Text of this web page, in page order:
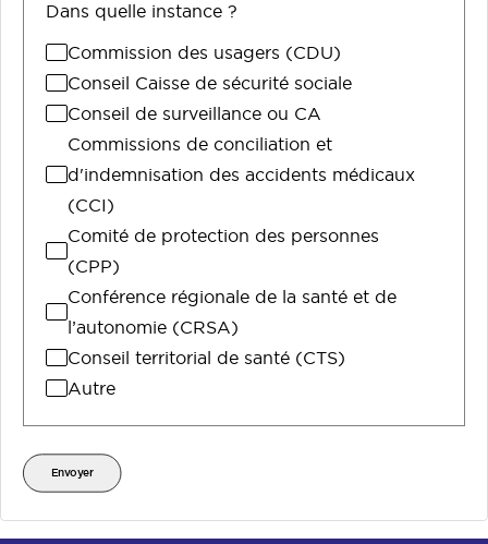
Dans quelle instance ?
Commission des usagers (CDU)
Conseil Caisse de sécurité sociale
Conseil de surveillance ou CA
Commissions de conciliation et
d'indemnisation des accidents médicaux
(CCI)
Comité de protection des personnes
(CPP)
Conférence régionale de la santé et de
l’autonomie (CRSA)
Conseil territorial de santé (CTS)
Autre
Envoyer